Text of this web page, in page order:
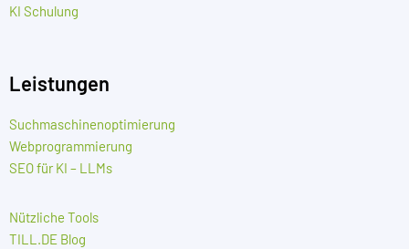
KI Schulung
Leistungen
Suchmaschinenoptimierung
Webprogrammierung
SEO für KI – LLMs
Nützliche Tools
TILL.DE Blog